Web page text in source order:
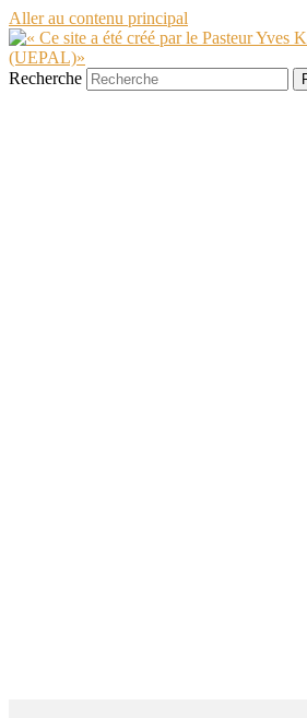
Aller au contenu principal
Recherche